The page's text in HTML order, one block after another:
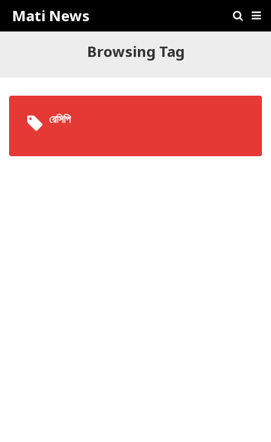
Mati News
Browsing Tag
রেসিপি